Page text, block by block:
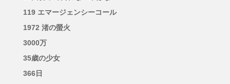
119 エマージェンシーコール
1972 渚の螢火
3000万
35歳の少女
366日